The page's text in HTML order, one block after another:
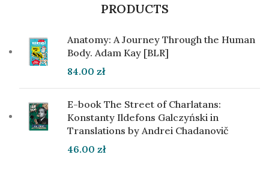
PRODUCTS
Anatomy: A Journey Through the Human
Body. Adam Kay [BLR]
84.00 zł
E-book The Street of Charlatans:
Konstanty Ildefons Galczyński in
Translations by Andrei Chadanovič
46.00 zł